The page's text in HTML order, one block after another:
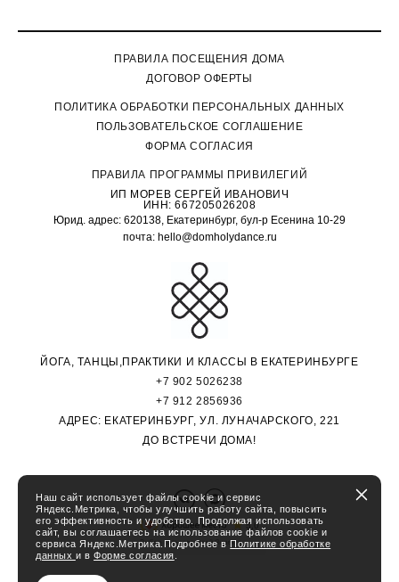
ПРАВИЛА ПОСЕЩЕНИЯ ДОМА
ДОГОВОР ОФЕРТЫ
ПОЛИТИКА ОБРАБОТКИ ПЕРСОНАЛЬНЫХ ДАННЫХ
ПОЛЬЗОВАТЕЛЬСКОЕ СОГЛАШЕНИЕ
ФОРМА СОГЛАСИЯ
ПРАВИЛА ПРОГРАММЫ ПРИВИЛЕГИЙ
ИП МОРЕВ СЕРГЕЙ ИВАНОВИЧ
ИНН: 667205026208
Юрид. адрес: 620138, Екатеринбург, бул-р Есенина 10-29
почта: hello@domholydance.ru
ЙОГА, ТАНЦЫ,ПРАКТИКИ И КЛАССЫ В ЕКАТЕРИНБУРГЕ
+7 902 5026238
+7 912 2856936
АДРЕС: ЕКАТЕРИНБУРГ, УЛ. ЛУНАЧАРСКОГО, 221
ДО ВСТРЕЧИ ДОМА!
Наш сайт использует файлы cookie и сервис
Яндекс.Метрика, чтобы улучшить работу сайта, повысить
его эффективность и удобство. Продолжая использовать
сайт, вы соглашаетесь на использование файлов cookie и
сервиса Яндекс.Метрика.Подробнее в Политике обработке
данных и вФорме согласия